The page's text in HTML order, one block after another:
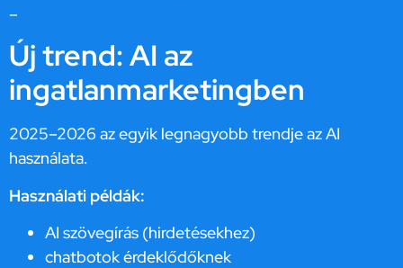
–
Új trend: AI az
ingatlanmarketingben
2025–2026 az egyik legnagyobb trendje az AI
használata.
Használati példák:
AI szövegírás (hirdetésekhez)
chatbotok érdeklődőknek